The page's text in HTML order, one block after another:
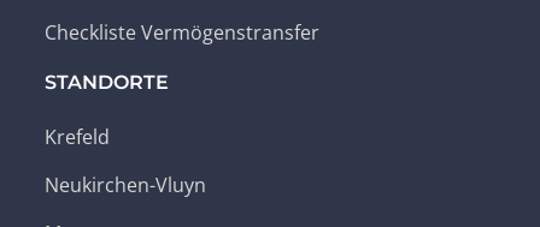
Checkliste Vermögenstransfer
STANDORTE
Krefeld
Neukirchen-Vluyn